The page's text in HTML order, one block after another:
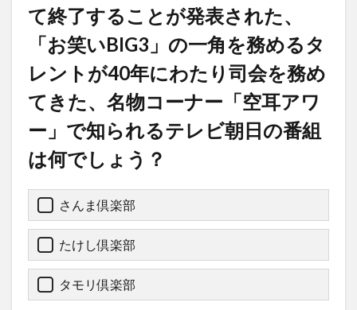
て終了することが発表された、
「お笑いBIG3」の一角を務めるタ
レントが40年にわたり司会を務め
てきた、名物コーナー「空耳アワ
ー」で知られるテレビ朝日の番組
は何でしょう？
さんま倶楽部
たけし倶楽部
タモリ倶楽部